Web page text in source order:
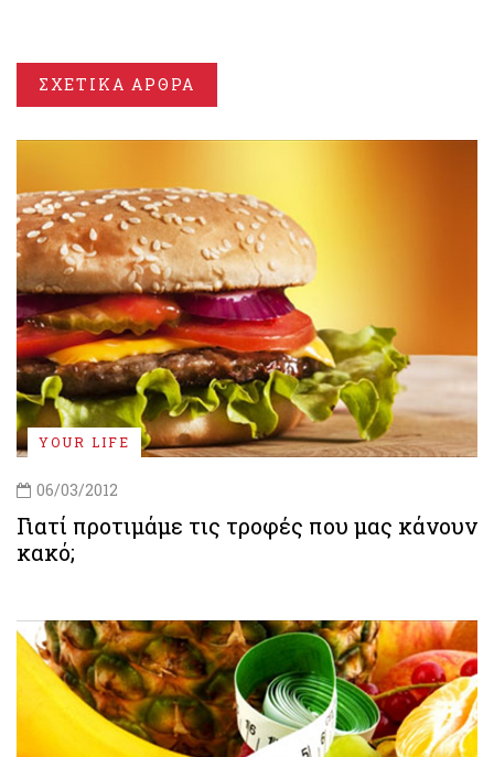
ΣΧΕΤΙΚΑ ΑΡΘΡΑ
YOUR LIFE
06/03/2012
Γιατί προτιμάμε τις τροφές που μας κάνουν
κακό;